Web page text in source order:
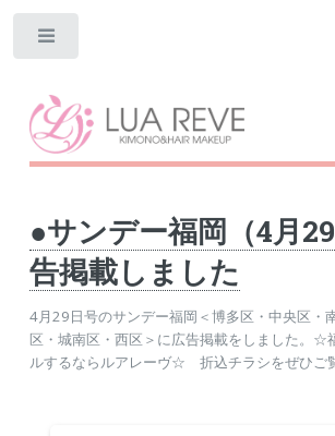
●サンデー福岡（4月
告掲載しました
4月29日号のサンデー福岡＜博多区・中央区・
区・城南区・西区＞に広告掲載をしました。☆
ルするならルアレーヴ☆ 折込チラシをぜひご